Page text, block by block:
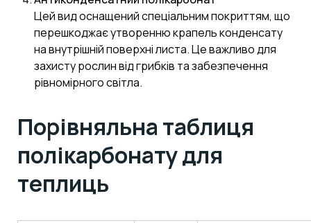
Цей вид оснащений спеціальним покриттям, що
перешкоджає утворенню крапель конденсату
на внутрішній поверхні листа. Це важливо для
захисту рослин від грибків та забезпечення
рівномірного світла.
Порівняльна таблиця
полікарбонату для
теплиць